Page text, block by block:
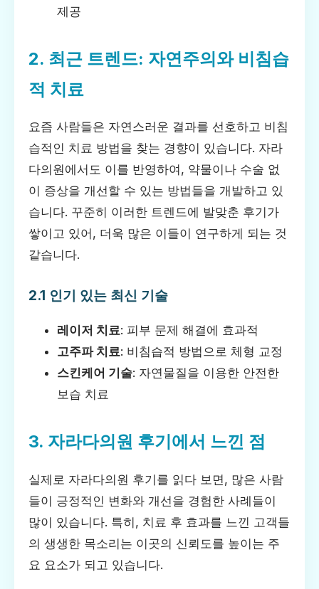
제공
2. 최근 트렌드: 자연주의와 비침습
적 치료
요즘 사람들은 자연스러운 결과를 선호하고 비침
습적인 치료 방법을 찾는 경향이 있습니다. 자라
다의원에서도 이를 반영하여, 약물이나 수술 없
이 증상을 개선할 수 있는 방법들을 개발하고 있
습니다. 꾸준히 이러한 트렌드에 발맞춘 후기가
쌓이고 있어, 더욱 많은 이들이 연구하게 되는 것
같습니다.
2.1 인기 있는 최신 기술
레이저 치료: 피부 문제 해결에 효과적
고주파 치료: 비침습적 방법으로 체형 교정
스킨케어 기술: 자연물질을 이용한 안전한
보습 치료
3. 자라다의원 후기에서 느낀 점
실제로 자라다의원 후기를 읽다 보면, 많은 사람
들이 긍정적인 변화와 개선을 경험한 사례들이
많이 있습니다. 특히, 치료 후 효과를 느낀 고객들
의 생생한 목소리는 이곳의 신뢰도를 높이는 주
요 요소가 되고 있습니다.